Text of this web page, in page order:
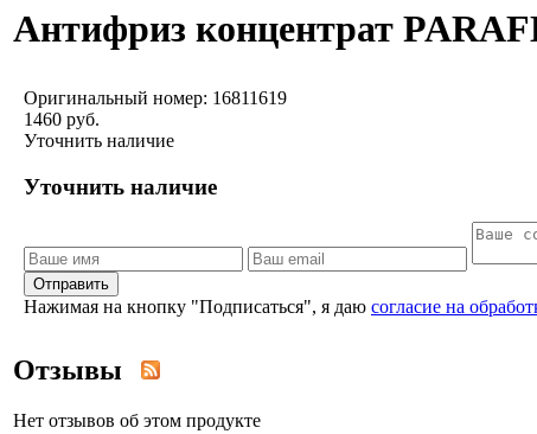
Антифриз концентрат
Оригинальный номер: 16811619
1460 руб.
Уточнить наличие
Уточнить наличие
Отправить
Нажимая на кнопку "Подписаться", я даю согласие на
Отзывы
Нет отзывов об этом продукте